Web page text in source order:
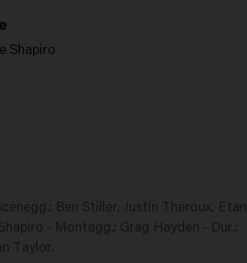
Shapiro
Ben Stiller, Justin Theroux, Etan
- Montagg.: Grag Hayden - Dur.:
Taylor.